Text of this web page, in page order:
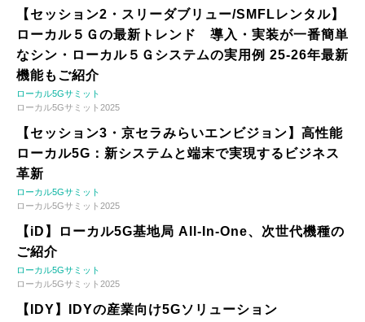
【セッション2・スリーダブリュー/SMFLレンタル】
ローカル５Ｇの最新トレンド 導入・実装が一番簡単
なシン・ローカル５Ｇシステムの実用例 25-26年最新
機能もご紹介
ローカル5Gサミット
ローカル5Gサミット2025
【セッション3・京セラみらいエンビジョン】高性能
ローカル5G：新システムと端末で実現するビジネス
革新
ローカル5Gサミット
ローカル5Gサミット2025
【iD】ローカル5G基地局 All-In-One、次世代機種の
ご紹介
ローカル5Gサミット
ローカル5Gサミット2025
【IDY】IDYの産業向け5Gソリューション